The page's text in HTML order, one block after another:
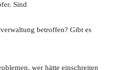
Sind
betroffen? Gibt es
wer hätte einschreiten